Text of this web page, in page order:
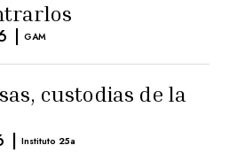
| GAM
custodias de la
| Instituto 25a